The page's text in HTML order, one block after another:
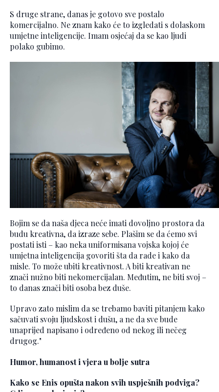
S druge strane, danas je gotovo sve postalo
komercijalno. Ne znam kako će to izgledati s dolaskom
umjetne inteligencije. Imam osjećaj da se kao ljudi
polako gubimo.
Bojim se da naša djeca neće imati dovoljno prostora da
budu kreativna, da izraze sebe. Plašim se da ćemo svi
postati isti – kao neka uniformisana vojska kojoj će
umjetna inteligencija govoriti šta da rade i kako da
misle. To može ubiti kreativnost. A biti kreativan ne
znači nužno biti nekomercijalan. Međutim, ne biti svoj –
to danas znači biti osoba bez duše.
Upravo zato mislim da se trebamo baviti pitanjem kako
sačuvati svoju ljudskost i dušu, a ne da sve bude
unaprijed napisano i određeno od nekog ili nečeg
drugog."
Humor, humanost i vjera u bolje sutra
Kako se Enis opušta nakon svih uspješnih podviga?